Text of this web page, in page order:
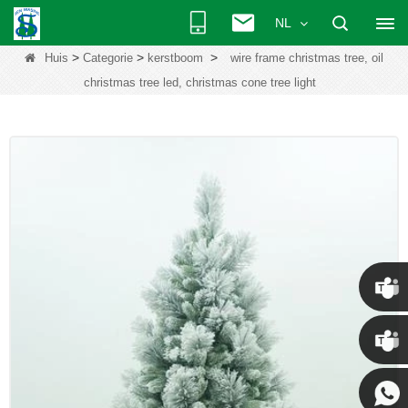
NL
Huis > Categorie > kerstboom >
wire frame christmas tree, oil
christmas tree led, christmas cone tree light
Chris
Kenny